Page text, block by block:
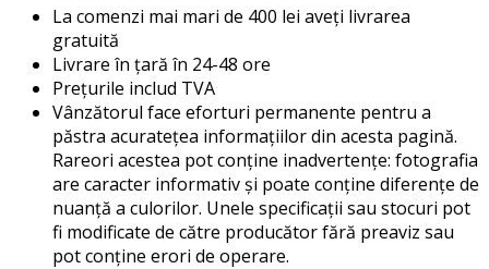
La comenzi mai mari de 400 lei aveți livrarea
gratuită
Livrare în țară în 24-48 ore
Prețurile includ TVA
Vânzătorul face eforturi permanente pentru a
păstra acuratețea informațiilor din acesta pagină.
Rareori acestea pot conține inadvertențe: fotografia
are caracter informativ și poate conține diferențe de
nuanță a culorilor. Unele specificații sau stocuri pot
fi modificate de către producător fără preaviz sau
pot conține erori de operare.